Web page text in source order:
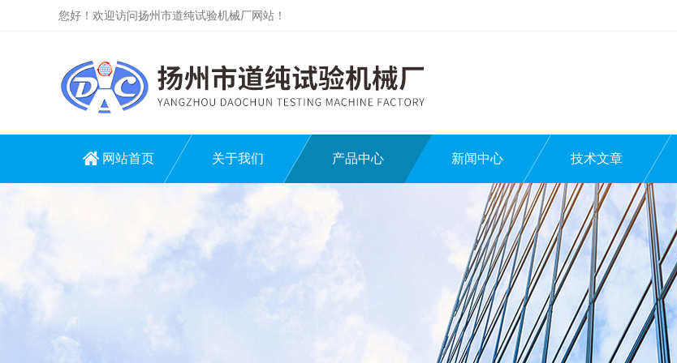
您好！欢迎访问扬州市道纯试验机械厂网站！
网站首页 关于我们 产品中心 新闻中心 技术文章